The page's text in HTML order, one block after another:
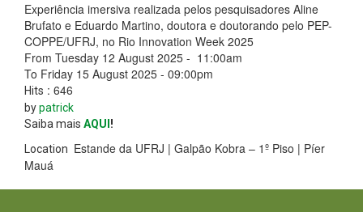
Experiência imersiva realizada pelos pesquisadores Aline
Brufato e Eduardo Martino, doutora e doutorando pelo PEP-
COPPE/UFRJ, no Rio Innovation Week 2025
From Tuesday 12 August 2025 - 11:00am
To Friday 15 August 2025 - 09:00pm
Hits : 646
bypatrick
Saiba mais AQUI !
Location Estande da UFRJ | Galpão Kobra – 1º Piso | Píer
Mauá